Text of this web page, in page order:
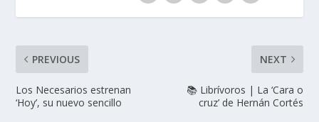
PREVIOUS
Los Necesarios estrenan
‘Hoy’, su nuevo sencillo
NEXT
📚 Librívoros | La ‘Cara o
cruz’ de Hernán Cortés